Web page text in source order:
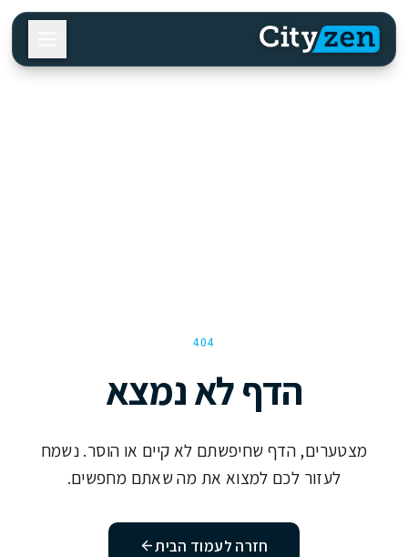
404
הדף לא נמצא
מצטערים, הדף שחיפשתם לא קיים או הוסר. נשמח
לעזור לכם למצוא את מה שאתם מחפשים.
חזרה לעמוד הבית